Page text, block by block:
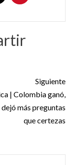
Siguiente
| Colombia ganó,
más preguntas
que certezas